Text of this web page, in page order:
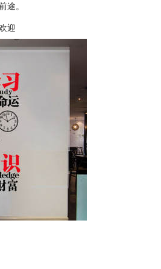
途。
迎